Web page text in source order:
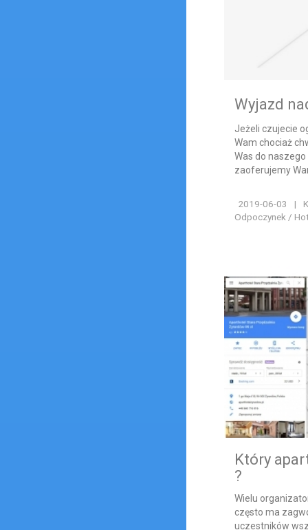
Wyjazd
Jeżeli czujecie
Wam chociaż
Was do
zaoferujemy
2019-06-03 |
Odpoczynek /
Który
?
Wielu
często ma
uczestników